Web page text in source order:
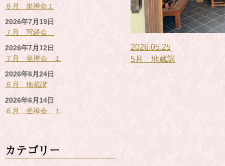
８月 坐禅会１
７月 写経会
2026年7月19日
７月 坐禅会 １
2026年7月12日
６月 地蔵講
2026年6月24日
６月 坐禅会 １
2026年6月14日
カテゴリー
2026.05.25
5月 地蔵講